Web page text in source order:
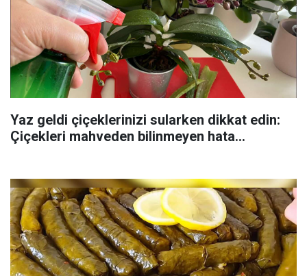
Yaz geldi çiçeklerinizi sularken dikkat edin:
Çiçekleri mahveden bilinmeyen hata...